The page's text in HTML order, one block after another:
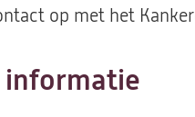
op met het
informatie